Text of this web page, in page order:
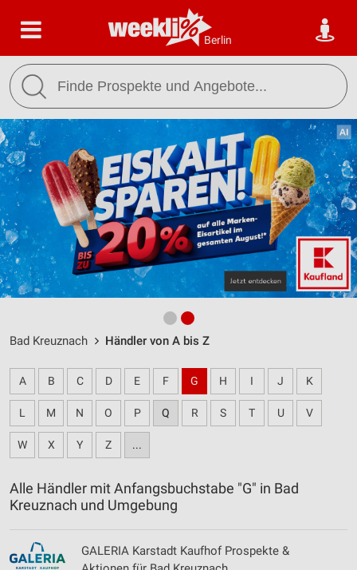
Berlin
Bad Kreuznach Händler von A bis Z
A B C D E F G H I J K
L M N O P Q R S T U V
W X Y Z ...
Alle Händler mit Anfangsbuchstabe "G" in Bad
Kreuznach und Umgebung
GALERIA Karstadt Kaufhof Prospekte &